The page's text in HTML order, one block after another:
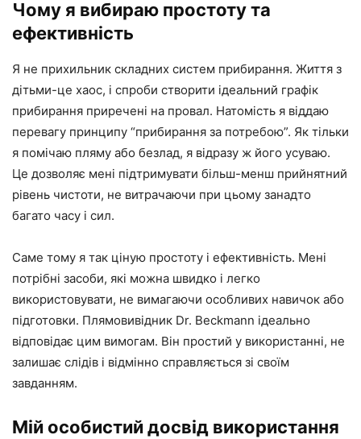
Чому я вибираю простоту та
ефективність
Я не прихильник складних систем прибирання. Життя з
дітьми-це хаос, і спроби створити ідеальний графік
прибирання приречені на провал. Натомість я віддаю
перевагу принципу “прибирання за потребою”. Як тільки
я помічаю пляму або безлад, я відразу ж його усуваю.
Це дозволяє мені підтримувати більш-менш прийнятний
рівень чистоти, не витрачаючи при цьому занадто
багато часу і сил.
Саме тому я так ціную простоту і ефективність. Мені
потрібні засоби, які можна швидко і легко
використовувати, не вимагаючи особливих навичок або
підготовки. Плямовивідник Dr. Beckmann ідеально
відповідає цим вимогам. Він простий у використанні, не
залишає слідів і відмінно справляється зі своїм
завданням.
Мій особистий досвід використання